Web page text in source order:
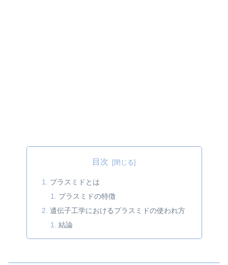
目次
プラスミドとは
プラスミドの特徴
遺伝子工学におけるプラスミドの使われ方
結論